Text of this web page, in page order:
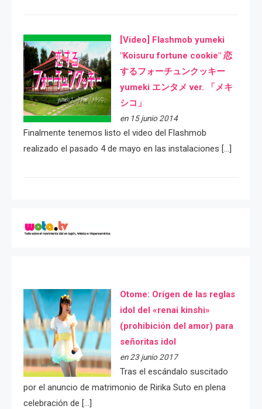
[Video] Flashmob yumeki
"Koisuru fortune cookie" 恋
するフォーチュンクッキー
yumeki エンタメ ver. 「メキ
シコ」
en 15 junio 2014
Finalmente tenemos listo el video del Flashmob
realizado el pasado 4 de mayo en las instalaciones […]
Otome: Orígen de las reglas
idol del «renai kinshi»
(prohibición del amor) para
señoritas idol
en 23 junio 2017
Tras el escándalo suscitado
por el anuncio de matrimonio de Ririka Suto en plena
celebración de […]